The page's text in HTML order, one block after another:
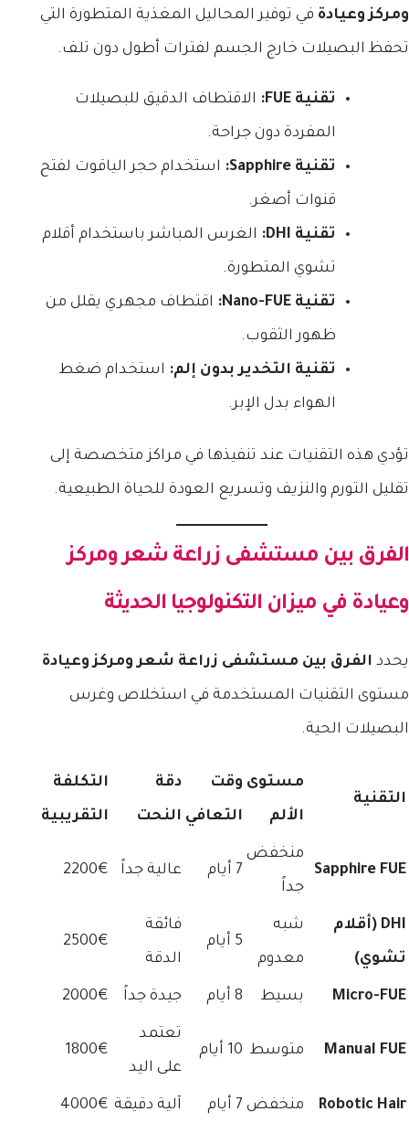
ومركز وعيادة في توفير المحاليل المغذية المتطورة التي
تحفظ البصيلات خارج الجسم لفترات أطول دون تلف.
تقنية FUE: الاقتطاف الدقيق للبصيلات
المفردة دون جراحة.
تقنية Sapphire: استخدام حجر الياقوت لفتح
قنوات أصغر.
تقنية DHI: الغرس المباشر باستخدام أقلام
تشوي المتطورة.
تقنية Nano-FUE: اقتطاف مجهري يقلل من
ظهور الثقوب.
تقنية التخدير بدون إلم: استخدام ضغط
الهواء بدل الإبر.
تؤدي هذه التقنيات عند تنفيذها في مراكز متخصصة إلى
تقليل التورم والنزيف وتسريع العودة للحياة الطبيعية.
الفرق بين مستشفى زراعة شعر ومركز
وعيادة في ميزان التكنولوجيا الحديثة
يحدد الفرق بين مستشفى زراعة شعر ومركز وعيادة
مستوى التقنيات المستخدمة في استخلاص وغرس
البصيلات الحية.
التقنية
مستوى
الألم
وقت
التعافي
دقة
النحت
التكلفة
التقريبية
Sapphire FUE
منخفض
جداً
7 أيام عالية جداً 2200€
DHI (أقلام
تشوي)
شبه
معدوم
5 أيام
فائقة
الدقة
2500€
Micro-FUE بسيط 8 أيام جيدة جداً 2000€
Manual FUE متوسط 10 أيام
تعتمد
على اليد
1800€
Robotic Hair منخفض 7 أيام آلية دقيقة 4000€